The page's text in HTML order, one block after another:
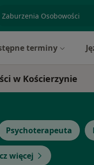
badanie
terminy
w Kościerzynie
Psychoterapeuta
więcej